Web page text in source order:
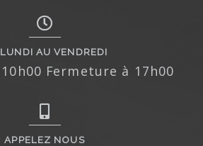
AU VENDREDI
Fermeture à 17h00
APPELEZ NOUS